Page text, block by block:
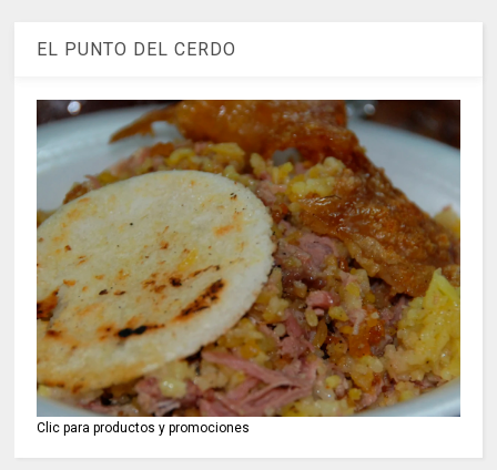
EL PUNTO DEL CERDO
Clic para productos y promociones